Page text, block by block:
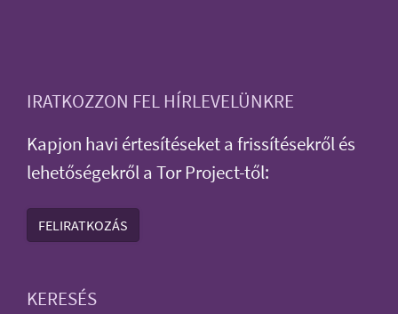
IRATKOZZON FEL HÍRLEVELÜNKRE
Kapjon havi értesítéseket a frissítésekről és
lehetőségekről a Tor Project-től:
FELIRATKOZÁS
KERESÉS